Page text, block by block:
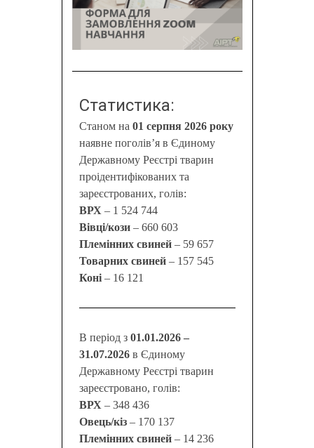
Статистика:
Станом на 01 серпня 2026 року
наявне поголів’я в Єдиному
Державному Реєстрі тварин
проідентифікованих та
зареєстрованих, голів:
ВРХ – 1 524 744
Вівці/кози– 660 603
Племінних свиней– 59 657
Товарних свиней – 157 545
Коні– 16 121
В період з01.01.2026 –
31.07.2026 в Єдиному
Державному Реєстрі тварин
зареєстровано, голів:
ВРХ – 348 436
Овець/кіз– 170 137
Племінних свиней– 14 236